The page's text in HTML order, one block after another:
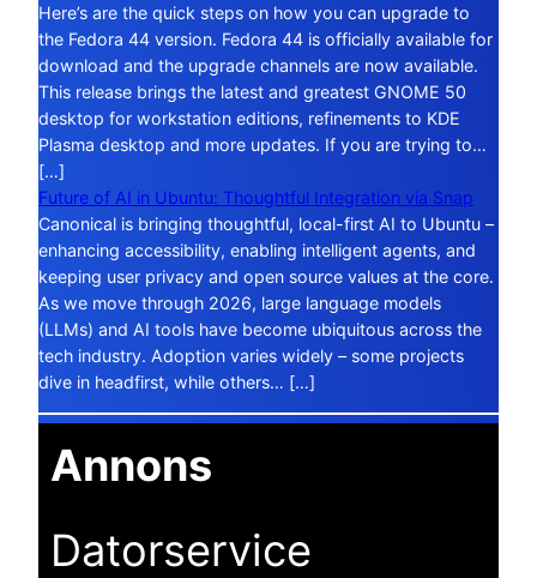
Here’s are the quick steps on how you can upgrade to
the Fedora 44 version. Fedora 44 is officially available for
download and the upgrade channels are now available.
This release brings the latest and greatest GNOME 50
desktop for workstation editions, refinements to KDE
Plasma desktop and more updates. If you are trying to…
[…]
Future of AI in Ubuntu: Thoughtful Integration via Snap
Canonical is bringing thoughtful, local-first AI to Ubuntu –
enhancing accessibility, enabling intelligent agents, and
keeping user privacy and open source values at the core.
As we move through 2026, large language models
(LLMs) and AI tools have become ubiquitous across the
tech industry. Adoption varies widely – some projects
dive in headfirst, while others… […]
Annons
Datorservice